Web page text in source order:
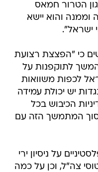
הטרור חמאס
והוא יישא
ישראל".
כי "הפצצת רצועת
לתוקפנות על
לכפות משוואות
יש יכולת עמידה
הכיבוש בכל
המתמשך הזה עם
על ניסיון ירי
צה"ל, וכן על כמה